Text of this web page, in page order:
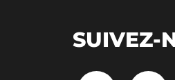
SUIVEZ-